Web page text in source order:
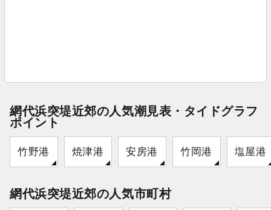
網代浜突堤近郊の人気潮見表・タイドグラフ
ポイント
竹野港 焼津港 安房港 竹岡港 塩屋港
網代浜突堤近郊の人気市町村